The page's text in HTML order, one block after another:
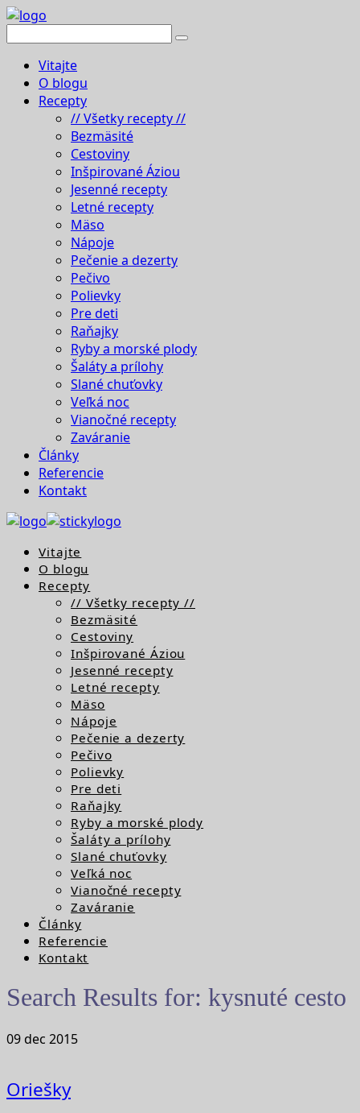
Vitajte
O blogu
Recepty
// Všetky recepty //
Bezmäsité
Cestoviny
Inšpirované Áziou
Jesenné recepty
Letné recepty
Mäso
Nápoje
Pečenie a dezerty
Pečivo
Polievky
Pre deti
Raňajky
Ryby a morské plody
Šaláty a prílohy
Slané chuťovky
Veľká noc
Vianočné recepty
Zaváranie
Články
Referencie
Kontakt
Vitajte
O blogu
Recepty
// Všetky recepty //
Bezmäsité
Cestoviny
Inšpirované Áziou
Jesenné recepty
Letné recepty
Mäso
Nápoje
Pečenie a dezerty
Pečivo
Polievky
Pre deti
Raňajky
Ryby a morské plody
Šaláty a prílohy
Slané chuťovky
Veľká noc
Vianočné recepty
Zaváranie
Články
Referencie
Kontakt
Search Results for: kysnuté cesto
09 dec 2015
Oriešky